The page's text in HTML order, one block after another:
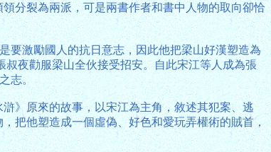
分裂為兩派，可是兩書作者和書中人物的取向卻恰
要激勵國人的抗日意志，因此他把梁山好漢塑造為
夜勸服梁山全伙接受招安。自此宋江等人成為張
志。
》原來的故事，以宋江為主角，敘述其犯案、逃
把他塑造成一個虛偽、好色和愛玩弄權術的賊首，